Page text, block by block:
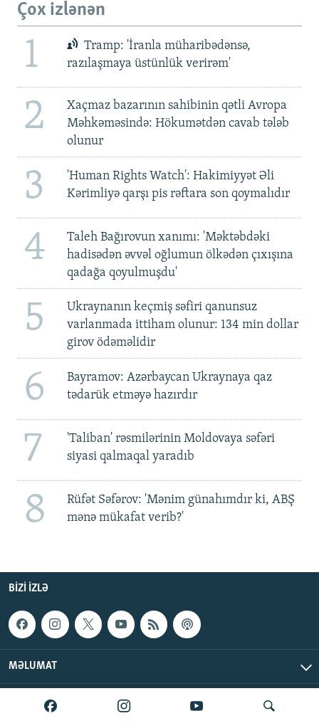
Çox izlənən
1
Tramp: 'İranla müharibədənsə,
razılaşmaya üstünlük verirəm'
2
Xaçmaz bazarının sahibinin qətli Avropa
Məhkəməsində: Hökumətdən cavab tələb
olunur
3
'Human Rights Watch': Hakimiyyət Əli
Kərimliyə qarşı pis rəftara son qoymalıdır
4
Taleh Bağırovun xanımı: 'Məktəbdəki
hadisədən əvvəl oğlumun ölkədən çıxışına
qadağa qoyulmuşdu'
5
Ukraynanın keçmiş səfiri qanunsuz
varlanmada ittiham olunur: 134 min dollar
girov ödəməlidir
6
Bayramov: Azərbaycan Ukraynaya qaz
tədarük etməyə hazırdır
7
'Taliban' rəsmilərinin Moldovaya səfəri
siyasi qalmaqal yaradıb
8
Rüfət Səfərov: 'Mənim günahımdır ki, ABŞ
mənə mükafat verib?'
BIZI IZLƏ
MƏLUMAT
AzadlıqRadiosu © 2026 Inc. | Bütün hüquqlar qorunur